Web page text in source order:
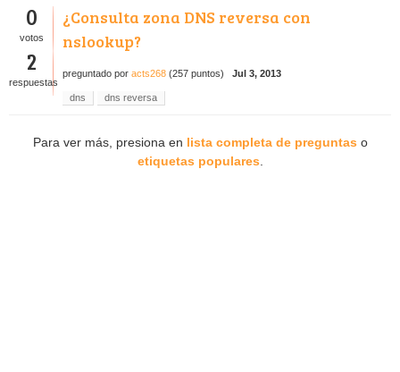
0
votos
2
respuestas
¿Consulta zona DNS reversa con
nslookup?
preguntado por acts268 (257 puntos) Jul 3, 2013
dns dns reversa
Para ver más, presiona en lista completa de preguntas o
etiquetas populares